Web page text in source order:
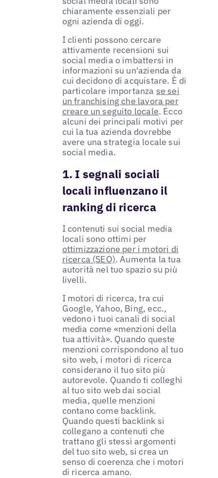
chiaramente essenziali per
ogni azienda di oggi.
I clienti possono cercare
attivamente recensioni sui
social media o imbattersi in
informazioni su un'azienda da
cui decidono di acquistare. È di
particolare importanza se sei
un franchising che lavora per
creare un seguito locale. Ecco
alcuni dei principali motivi per
cui la tua azienda dovrebbe
avere una strategia locale sui
social media.
1. I segnali sociali
locali influenzano il
ranking di ricerca
I contenuti sui social media
locali sono ottimi per
ottimizzazione per i motori di
ricerca (SEO). Aumenta la tua
autorità nel tuo spazio su più
livelli.
I motori di ricerca, tra cui
Google, Yahoo, Bing, ecc.,
vedono i tuoi canali di social
media come «menzioni della
tua attività». Quando queste
menzioni corrispondono al tuo
sito web, i motori di ricerca
considerano il tuo sito più
autorevole. Quando ti colleghi
al tuo sito web dai social
media, quelle menzioni
contano come backlink.
Quando questi backlink si
collegano a contenuti che
trattano gli stessi argomenti
del tuo sito web, si crea un
senso di coerenza che i motori
di ricerca amano.